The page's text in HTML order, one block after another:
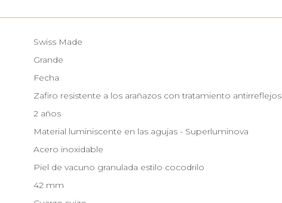
Swiss Made
Grande
Fecha
Zafiro resistente a los arañazos con tratamiento antirreflejos
2 años
Material luminiscente en las agujas - Superluminova
Acero inoxidable
Piel de vacuno granulada estilo cocodrilo
42 mm